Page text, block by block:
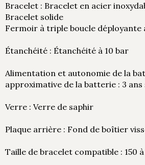
Bracelet : Bracelet en acier
Bracelet solide
Fermoir à triple boucle déployante
Étanchéité : Étanchéité à 10 bar
Alimentation et autonomie de la
approximative de la batterie : 3 ans
Verre : Verre de saphir
Plaque arrière : Fond de boîtier
Taille de bracelet compatible : 150